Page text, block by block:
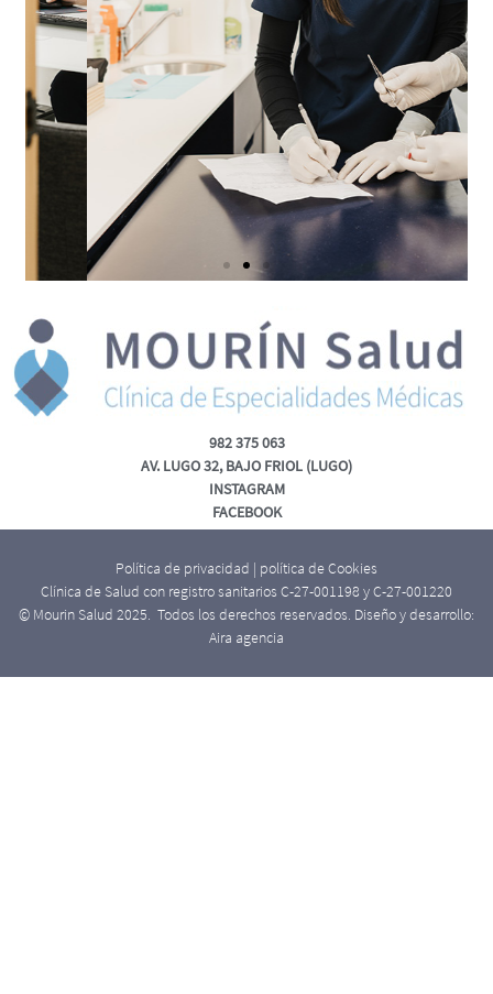
982 375 063
AV. LUGO 32, BAJO FRIOL (LUGO)
INSTAGRAM
FACEBOOK
Política de privacidad | política de Cookies
Clínica de Salud con registro sanitarios C-27-001198 y C-27-001220
© Mourin Salud 2025. Todos los derechos reservados. Diseño y desarrollo:
Aira agencia